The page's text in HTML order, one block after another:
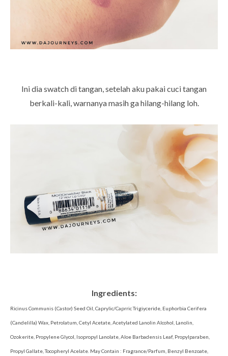
Ini dia swatch di tangan, setelah aku pakai cuci tangan
berkali-kali, warnanya masih ga hilang-hilang loh.
Ingredients:
Ricinus Communis (Castor) Seed Oil, Caprylic/Caprric Trigiyceride, Euphorbia Cerifera
(Candelilla) Wax, Petrolatum, Cetyl Acetate, Acetylated Lanolin Alcohol, Lanolin,
Ozokerite, Propylene Glycol, Isopropyl Lanolate, Aloe Barbadensis Leaf, Propylparaben,
Propyl Gallate, Tocopheryl Acelate. May Contain : Fragrance/Parfum, Benzyl Benzoate,